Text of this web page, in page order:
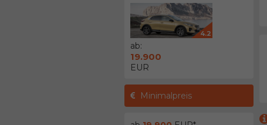
4.2
ab:
19.900
EUR
Minimalpreis